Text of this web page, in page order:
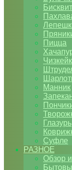
Бисквит
Пицца
Чизкейк
Манник
Глазурь
Суфле
РАЗНОЕ
Обзор